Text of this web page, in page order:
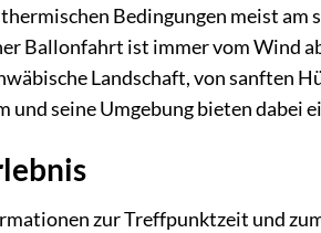
Bedingungen meist
Ballonfahrt ist immer vom Wind
Landschaft, von sanften
seine Umgebung bieten dabei
zur Treffpunktzeit und